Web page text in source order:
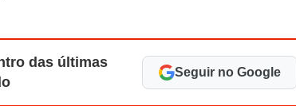
das últimas
Seguir no Google